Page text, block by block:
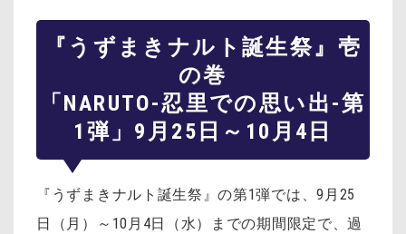
『うずまきナルト誕生祭』壱
の巻
「NARUTO-忍里での思い出-第
1弾」9月25日～10月4日
『うずまきナルト誕生祭』の第1弾では、9月25
日（月）～10月4日（水）までの期間限定で、過